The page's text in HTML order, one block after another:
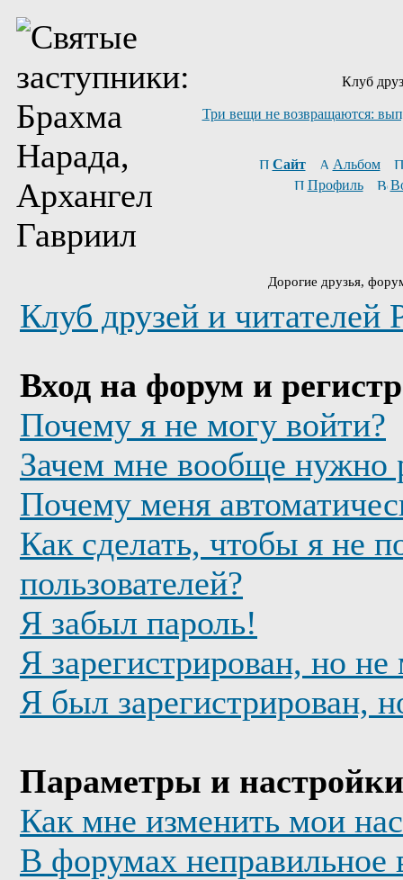
Клуб
Три вещи не возвращаются:
Сайт
Альбом
Профиль
Дорогие друзья,
Клуб друзей и
Вход на форум и
Почему я не могу войти?
Зачем мне вообще нужно
Почему меня
Как сделать, чтобы я не
пользователей?
Я забыл пароль!
Я зарегистрирован, но
Я был зарегистрирован,
Параметры и настройки
Как мне изменить мои
В форумах неправильное